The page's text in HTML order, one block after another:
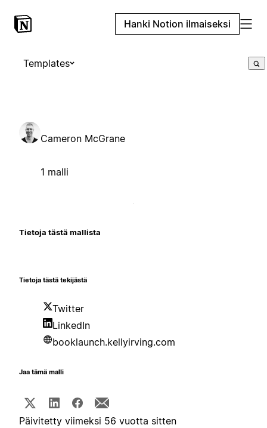
Hanki Notion ilmaiseksi
Templates
Cameron McGrane
1 malli
Tietoja tästä mallista
Tietoja tästä tekijästä
Twitter
LinkedIn
booklaunch.kellyirving.com
Jaa tämä malli
Päivitetty viimeksi 56 vuotta sitten